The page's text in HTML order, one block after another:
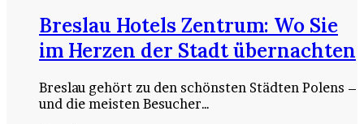
Breslau Hotels Zentrum: Wo Sie
im Herzen der Stadt übernachten
Breslau gehört zu den schönsten Städten Polens –
und die meisten Besucher…